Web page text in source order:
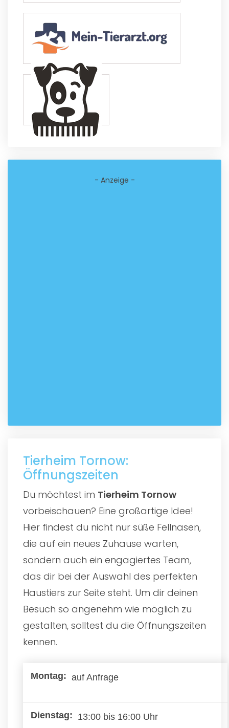
- Anzeige -
Tierheim Tornow:
Öffnungszeiten
Du möchtest im Tierheim Tornow
vorbeischauen? Eine großartige Idee!
Hier findest du nicht nur süße Fellnasen,
die auf ein neues Zuhause warten,
sondern auch ein engagiertes Team,
das dir bei der Auswahl des perfekten
Haustiers zur Seite steht. Um dir deinen
Besuch so angenehm wie möglich zu
gestalten, solltest du die Öffnungszeiten
kennen.
auf Anfrage
13:00 bis 16:00 Uhr